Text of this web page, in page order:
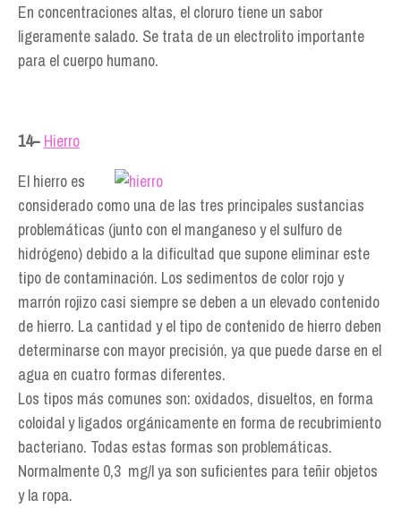
En concentraciones altas, el cloruro tiene un sabor
ligeramente salado. Se trata de un electrolito importante
para el cuerpo humano.
14− Hierro
El hierro es
considerado como una de las tres principales sustancias
problemáticas (junto con el manganeso y el sulfuro de
hidrógeno) debido a la dificultad que supone eliminar este
tipo de contaminación. Los sedimentos de color rojo y
marrón rojizo casi siempre se deben a un elevado contenido
de hierro. La cantidad y el tipo de contenido de hierro deben
determinarse con mayor precisión, ya que puede darse en el
agua en cuatro formas diferentes.
Los tipos más comunes son: oxidados, disueltos, en forma
coloidal y ligados orgánicamente en forma de recubrimiento
bacteriano. Todas estas formas son problemáticas.
Normalmente 0,3 mg/l ya son suficientes para teñir objetos
y la ropa.